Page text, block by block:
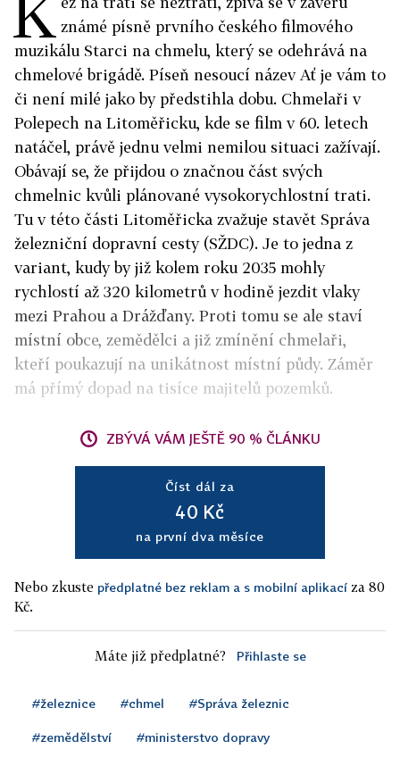
K známé písně prvního českého filmového
muzikálu Starci na chmelu, který se odehrává na
chmelové brigádě. Píseň nesoucí název Ať je vám to
či není milé jako by předstihla dobu. Chmelaři v
Polepech na Litoměřicku, kde se film v 60. letech
natáčel, právě jednu velmi nemilou situaci zažívají.
Obávají se, že přijdou o značnou část svých
chmelnic kvůli plánované vysokorychlostní trati.
Tu v této části Litoměřicka zvažuje stavět Správa
železniční dopravní cesty (SŽDC). Je to jedna z
variant, kudy by již kolem roku 2035 mohly
rychlostí až 320 kilometrů v hodině jezdit vlaky
mezi Prahou a Drážďany. Proti tomu se ale staví
místní obce, zemědělci a již zmínění chmelaři,
kteří poukazují na unikátnost místní půdy. Záměr
má přímý dopad na tisíce majitelů pozemků.
ZBÝVÁ VÁM JEŠTĚ 90 % ČLÁNKU
Číst dál za
40 Kč
na první dva měsíce
Nebo zkuste předplatné bez reklam a s mobilní aplikací za 80
Kč.
Máte již předplatné? Přihlaste se
#železnice #chmel #Správa železnic
#zemědělství #ministerstvo dopravy